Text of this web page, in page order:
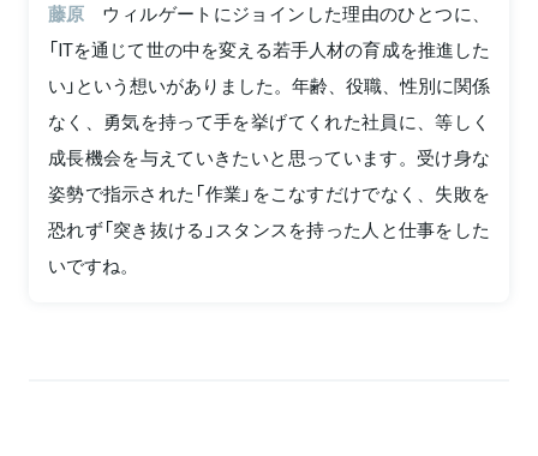
藤原
ウィルゲートにジョインした理由のひとつに、
「ITを通じて世の中を変える若手人材の育成を推進した
い」という想いがありました。年齢、役職、性別に関係
なく、勇気を持って手を挙げてくれた社員に、等しく
成長機会を与えていきたいと思っています。受け身な
姿勢で指示された「作業」をこなすだけでなく、失敗を
恐れず「突き抜ける」スタンスを持った人と仕事をした
いですね。